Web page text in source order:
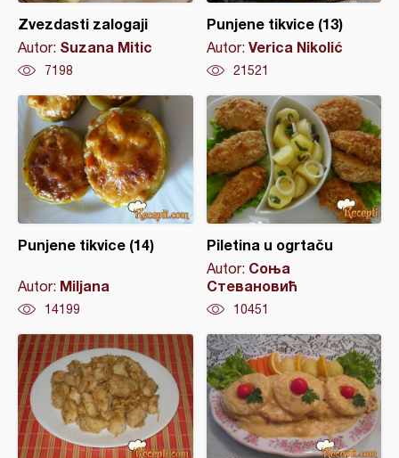
Zvezdasti zalogaji
Autor: Suzana Mitic
7198
Punjene tikvice (13)
Autor: Verica Nikolić
21521
Punjene tikvice (14)
Autor: Miljana
14199
Piletina u ogrtaču
Autor: Соња
Стевановић
10451